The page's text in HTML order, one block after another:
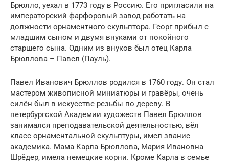
Брюлло, уехал в 1773 году в Россию. Его пригласили на
императорский фарфоровый завод работать на
должности орнаментного скульптора. Георг прибыл с
младшим сыном и двумя внуками от покойного
старшего сына. Одним из внуков был отец Карла
Брюллова – Павел (Пауль).
Павел Иванович Брюллов родился в 1760 году. Он стал
мастером живописной миниатюры и гравёры, очень
силён был в искусстве резьбы по дереву. В
петербургской Академии художеств Павел Брюллов
занимался преподавательской деятельностью, вёл
класс орнаментальной скульптуры, имел звание
академика. Мама Карла Брюллова, Мария Ивановна
Шрёдер, имела немецкие корни. Кроме Карла в семье